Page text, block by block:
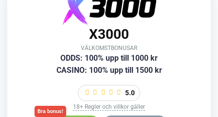
X3000
VÄLKOMSTBONUSAR
ODDS: 100% upp till 1000 kr
CASINO: 100% upp till 1500 kr
5.0
18+ Regler och villkor gäller